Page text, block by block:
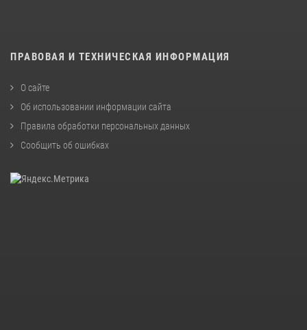
ПРАВОВАЯ И ТЕХНИЧЕСКАЯ ИНФОРМАЦИЯ
О сайте
Об использовании информации сайта
Правила обработки персональных данных
Сообщить об ошибках